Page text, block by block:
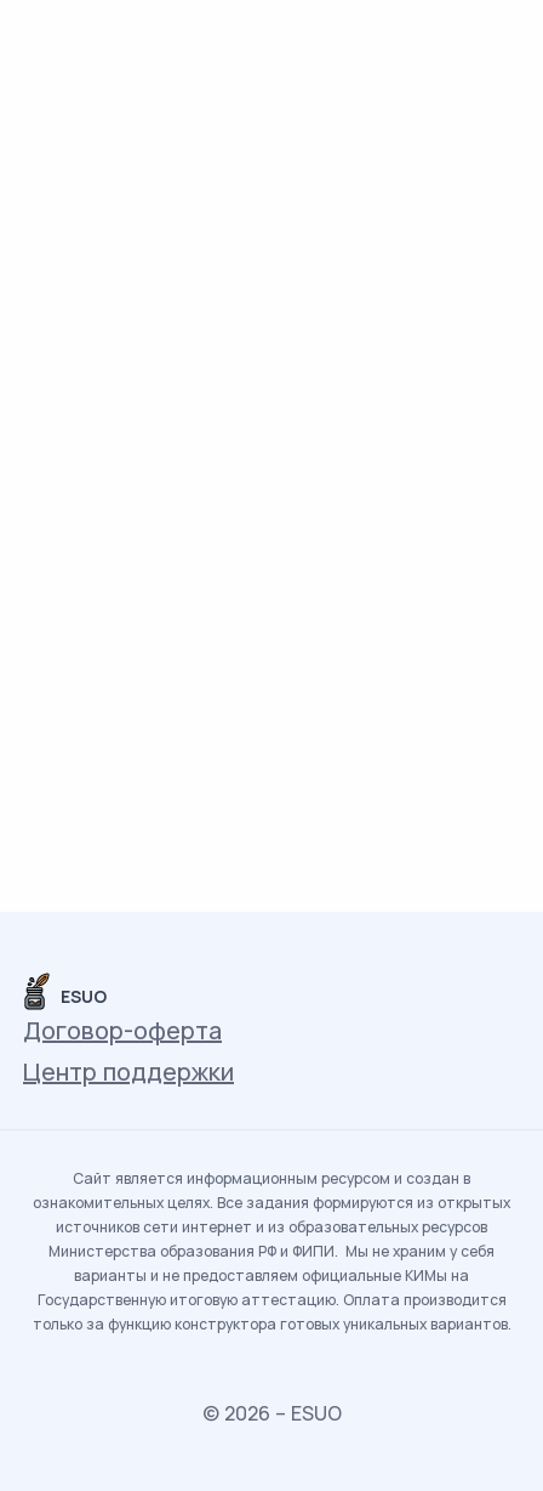
ESUO
Договор-оферта
Центр поддержки
Сайт является информационным ресурсом и создан в
ознакомительных целях. Все задания формируются из открытых
источников сети интернет и из образовательных ресурсов
Министерства образования РФ и ФИПИ. Мы не храним у себя
варианты и не предоставляем официальные КИМы на
Государственную итоговую аттестацию. Оплата производится
только за функцию конструктора готовых уникальных вариантов.
© 2026 – ESUO